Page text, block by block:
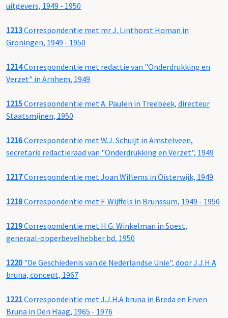
uitgevers, 1949 - 1950
1213Correspondentie met mr J. Linthorst Homan in
Groningen, 1949 - 1950
1214Correspondentie met redactie van "Onderdrukking en
Verzet" in Arnhem, 1949
1215Correspondentie met A. Paulen in Treebeek, directeur
Staatsmijnen, 1950
1216Correspondentie met W.J. Schuijt in Amstelveen,
secretaris redactieraad van "Onderdrukking en Verzet", 1949
1217Correspondentie met Joan Willems in Oisterwijk, 1949
1218Correspondentie met F. Wijffels in Brunssum, 1949 - 1950
1219Correspondentie met H.G. Winkelman in Soest,
generaal-opperbevelhebber bd, 1950
1220 "De Geschiedenis van de Nederlandse Unie", door J.J.H.A
bruna, concept, 1967
1221Correspondentie met J.J.H.A bruna in Breda en Erven
Bruna in Den Haag, 1965 - 1976